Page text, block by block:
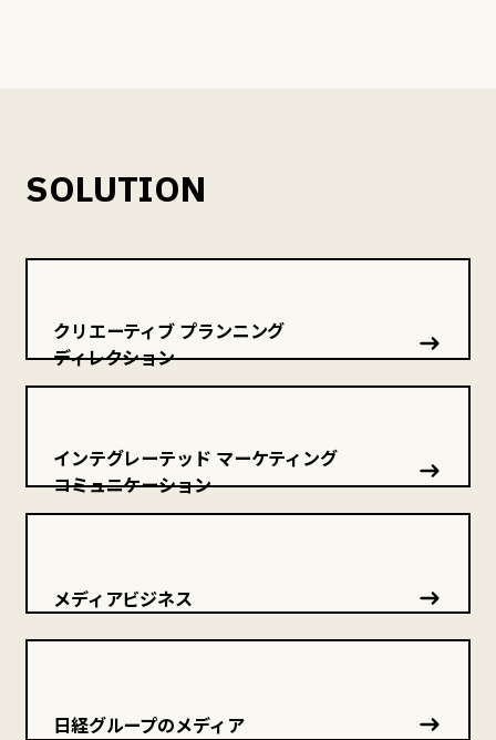
SOLUTION
クリエーティブ プランニング
ディレクション
インテグレーテッド マーケティング
コミュニケーション
メディアビジネス
日経グループのメディア